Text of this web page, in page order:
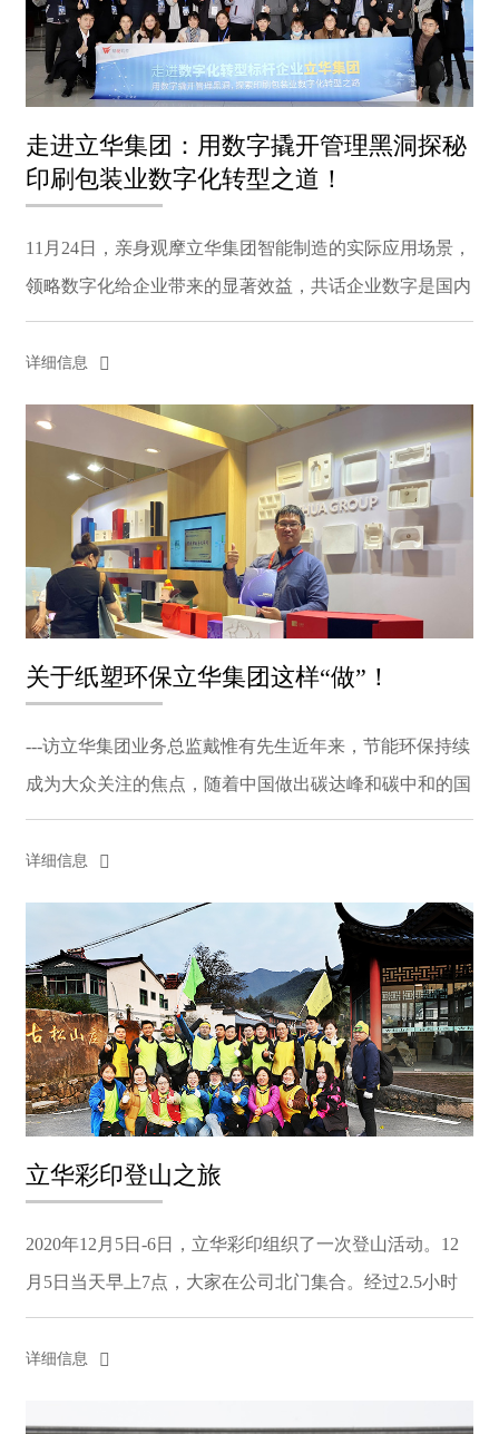
走进立华集团：用数字撬开管理黑洞探秘
印刷包装业数字化转型之道！
11月24日，亲身观摩立华集团智能制造的实际应用场景，
领略数字化给企业带来的显著效益，共话企业数字是国内
领先的高端品牌包装整体解决方案提供商，提供的产品和
解决方案包括等，同时提供创意设计、创新研发、一体
详细信息
关于纸塑环保立华集团这样“做”！
---访立华集团业务总监戴惟有先生近年来，节能环保持续
成为大众关注的焦点，随着中国做出碳达峰和碳中和的国
际承诺，更是将这一趋势推向高潮。作为我国制造领域重
要的组成部分，包装行业也将把纸塑作为未来行业环保
详细信息
立华彩印登山之旅
2020年12月5日-6日，立华彩印组织了一次登山活动。12
月5日当天早上7点，大家在公司北门集合。经过2.5小时
后到达目的地——锅底山。锅底山在常州境内，因其形状
如锅底，故得名。到达后，导游带领大家先做了热身，一
详细信息